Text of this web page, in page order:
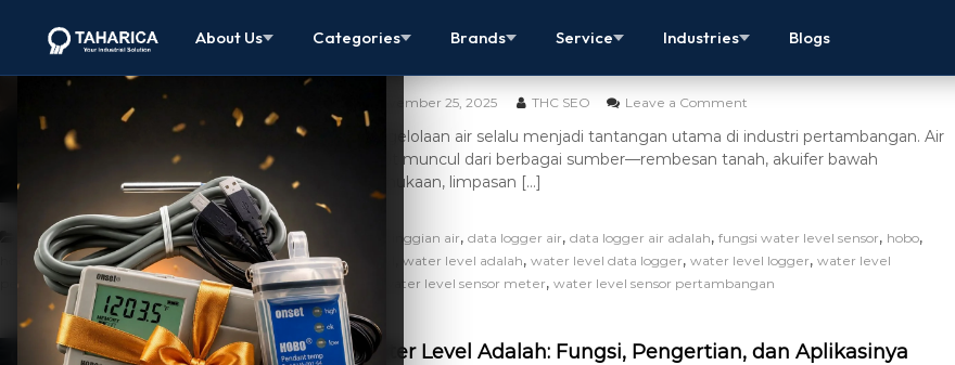
About Us Categories Brands Service Industries Blogs
Water Level Pertambangan: Alat ukur Ketinggian Air
November 25, 2025 THC SEO Leave a Comment
Pengelolaan air selalu menjadi tantangan utama di industri pertambangan. Air
dapat muncul dari berbagai sumber—rembesan tanah, akuifer bawah
permukaan, limpasan […]
Artikel alat pengukur ketinggian air, alat ukur ketinggian air, data logger air, data logger air adalah, fungsi water level sensor, hobo,
hobo u20l,hobo water level,ukur ketinggian air,water level water level adalah, water level data logger, water level logger, water level
pertambangan,water level pertanian,water level sensor water level sensor meter, water level sensor pertambangan
Water Level Adalah: Fungsi, Pengertian, dan Aplikasinya